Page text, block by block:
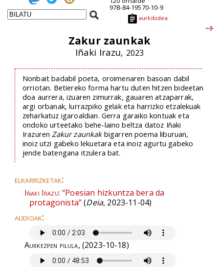
978-84-19570-10-9
aurkibidea
Zakur zaunkak
Iñaki Irazu, 2023
Nonbait badabil poeta, oroimenaren basoan dabil
orriotan. Betiereko forma hartu duten hitzen bideetan
doa aurrera, izuaren zimurrak, gauaren atzaparrak,
argi orbanak, lurrazpiko gelak eta harrizko etzalekuak
zeharkatuz igaroaldian. Gerra garaiko kontuak eta
ondoko urteetako behe-laino beltza datoz Iñaki
IrazurenZakur zaunkakbigarren poema liburuan,
inoiz utzi gabeko lekuetara eta inoiz agurtu gabeko
jende batengana itzulera bat.
elkarrizketak:
Iñaki Irazu: “Poesian hizkuntza bera da
protagonista”(Deia, 2023-11-04)
audioak:
Aurkezpen pilula, (2023-10-18)